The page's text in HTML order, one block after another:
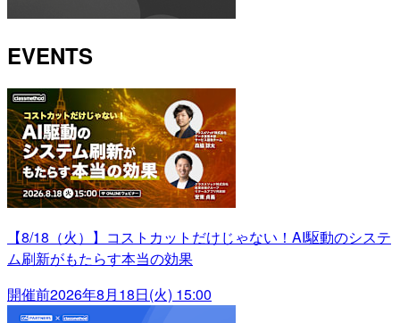
EVENTS
【8/18（火）】コストカットだけじゃない！AI駆動のシステ
ム刷新がもたらす本当の効果
開催前2026年8月18日(火) 15:00